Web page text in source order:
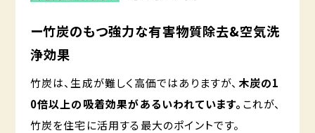
ー竹炭のもつ強力な有害物質除去&空気洗
浄効果
竹炭は、生成が難しく高価ではありますが、 木炭の1
0倍以上の吸着効果があるいわれています。 これが、
竹炭を住宅に活用する最大のポイントです。